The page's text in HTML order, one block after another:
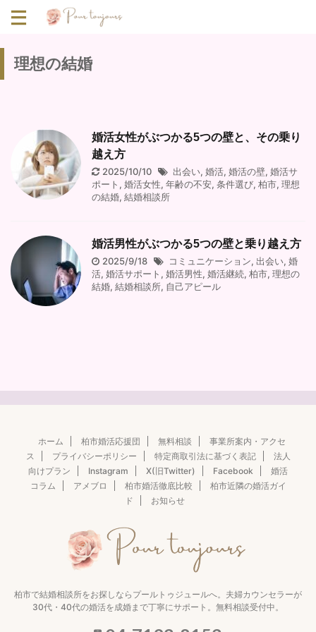
理想の結婚
婚活女性がぶつかる5つの壁と、その乗り
越え方
2025/10/10 出会い, 婚活, 婚活の壁, 婚活サ
ポート , 婚活女性, 年齢の不安, 条件選び, 柏市, 理想
の結婚, 結婚相談所
婚活男性がぶつかる5つの壁と乗り越え方
2025/9/18 コミュニケーション, 出会い, 婚
活, 婚活サポート , 婚活男性, 婚活継続, 柏市, 理想の
結婚, 結婚相談所, 自己アピール
ホーム 柏市婚活応援団 無料相談
事業所案内・アクセ
ス
プライバシーポリシー 特定商取引法に基づく表記
法人
向けプラン
Instagram X(旧Twitter) Facebook
婚活
コラム
アメブロ 柏市婚活徹底比較
柏市近隣の婚活ガイ
ド
お知らせ
柏市で結婚相談所をお探しならプールトゥジュールへ。夫婦カウンセラーが
30代・40代の婚活を成婚まで丁寧にサポート。無料相談受付中。